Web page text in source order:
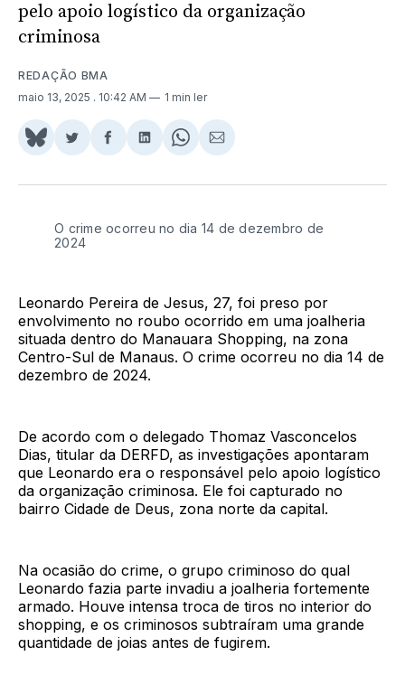
pelo apoio logístico da organização
criminosa
REDAÇÃO BMA
maio 13, 2025 . 10:42 AM 1 min ler
Share
BlueSky
Compartilhar
Twitter
Compartilhar
Facebook
Compartilhar
LinkedIn
Share
WhatsApp
Compartilhar
Email
O crime ocorreu no dia 14 de dezembro de
2024
Leonardo Pereira de Jesus, 27, foi preso por
envolvimento no roubo ocorrido em uma joalheria
situada dentro do Manauara Shopping, na zona
Centro-Sul de Manaus. O crime ocorreu no dia 14 de
dezembro de 2024.
De acordo com o delegado Thomaz Vasconcelos
Dias, titular da DERFD, as investigações apontaram
que Leonardo era o responsável pelo apoio logístico
da organização criminosa. Ele foi capturado no
bairro Cidade de Deus, zona norte da capital.
Na ocasião do crime, o grupo criminoso do qual
Leonardo fazia parte invadiu a joalheria fortemente
armado. Houve intensa troca de tiros no interior do
shopping, e os criminosos subtraíram uma grande
quantidade de joias antes de fugirem.